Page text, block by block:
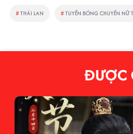
#THÁI LAN #TUYỂN BÓNG CHUYỀN NỮ
ĐƯỢC